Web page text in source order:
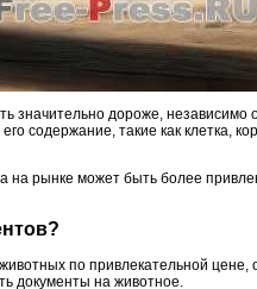
значительно дороже, независимо
содержание, такие как клетка,
на рынке может быть более
по привлекательной цене,
документы на животное.